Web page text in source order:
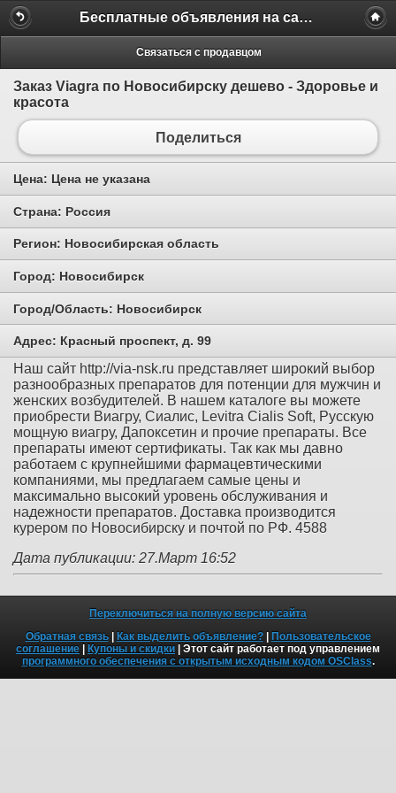
Бесплатные объявления на сайте MILAMO.ru
Связаться с продавцом
Заказ Viagra по Новосибирску дешево - Здоровье и
красота
Поделиться
Цена: Цена не указана
Страна: Россия
Регион: Новосибирская область
Город: Новосибирск
Город/Область: Новосибирск
Адрес: Красный проспект, д. 99
Наш сайт http://via-nsk.ru представляет широкий выбор
разнообразных препаратов для потенции для мужчин и
женских возбудителей. В нашем каталоге вы можете
приобрести Виагру, Сиалис, Levitra Cialis Soft, Русскую
мощную виагру, Дапоксетин и прочие препараты. Все
препараты имеют сертификаты. Так как мы давно
работаем с крупнейшими фармацевтическими
компаниями, мы предлагаем самые цены и
максимально высокий уровень обслуживания и
надежности препаратов. Доставка производится
курером по Новосибирску и почтой по РФ. 4588
Дата публикации: 27.Март 16:52
Переключиться на полную версию сайта
Обратная связь| Как выделить объявление?| Пользовательское
соглашение | Купоны и скидки | Этот сайт работает под управлением
программного обеспечения с открытым исходным кодом OSClass.